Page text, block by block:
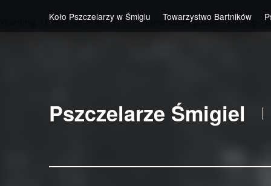
: Undefined array key 0 in/home/stas4/public_html/wp-
Koło Pszczelarzy w Śmiglu
Towarzystwo Bartników
Pszczelarze Śmigiel